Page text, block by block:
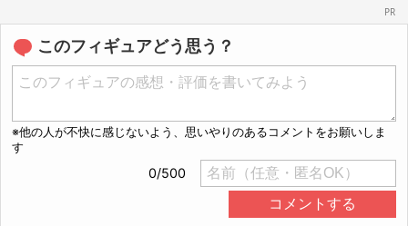
このフィギュアどう思う？